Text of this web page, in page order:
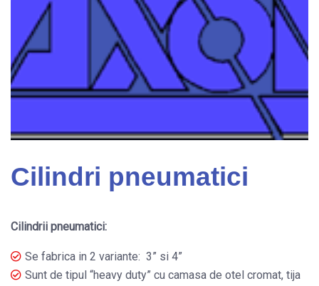
Cilindri pneumatici
Cilindrii pneumatici:
Se fabrica in 2 variante: 3” si 4”
Sunt de tipul “heavy duty” cu camasa de otel cromat, tija